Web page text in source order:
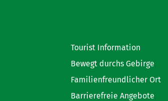
Tourist Information
Bewegt durchs Gebirge
Familienfreundlicher Ort
Barrierefreie Angebote